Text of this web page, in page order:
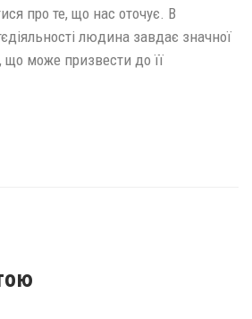
про те, що нас оточує. В
людина завдає значної
що може призвести до її